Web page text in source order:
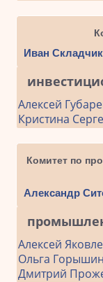
Иван
Алексей
Кристина
Комитет по
Александр
Алексей
Ольга
Дмитрий